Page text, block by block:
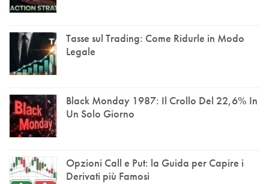
Tasse sul Trading: Come Ridurle in Modo
Legale
Black Monday 1987: Il Crollo Del 22,6% In
Un Solo Giorno
Opzioni Call e Put: la Guida per Capire i
Derivati più Famosi